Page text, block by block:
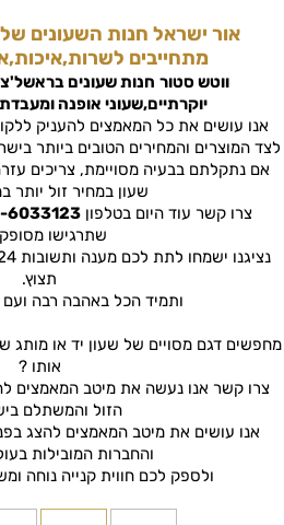
אור ישראל חנות השעונים
מתחייבים
ווטש סטור חנות שעונים בראשל'צ
יוקרתיים,שעוני אופנה
אנו עושים את כל המאמצים להעניק
לצד המוצרים והמחירים הטובים ביותר
אם נתקלתם בבעיה מסויימת, צריכים
שעון במחיר זול יותר
צרו קשר עוד היום בטלפון6033123
שתרגישו
תצוץ.
ותמיד הכל באהבה רבה ועם
מחפשים דגם מסויים של שעון יד או מותג
אותו ?
צרו קשר אנו נעשה את מיטב המאמצים
הזול והמשתלם
אנו עושים את מיטב המאמצים להצג
והחברות המובילות
ולספק לכם חווית קנייה נוחה